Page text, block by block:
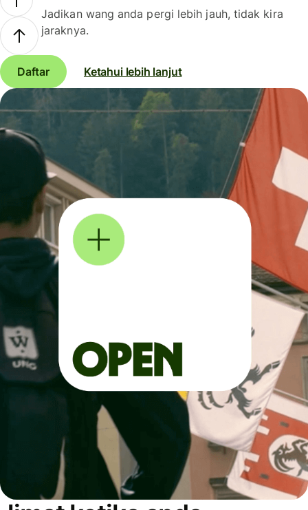
Jadikan wang anda pergi lebih jauh, tidak kira
jaraknya.
Daftar Ketahui lebih lanjut